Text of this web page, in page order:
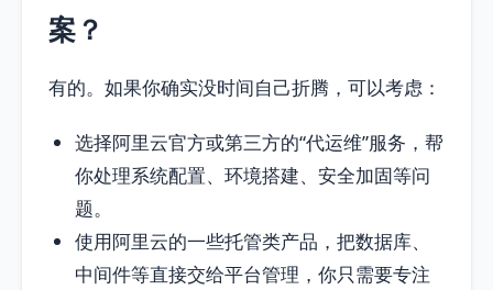
案？
有的。如果你确实没时间自己折腾，可以考虑：
选择阿里云官方或第三方的“代运维”服务，帮
你处理系统配置、环境搭建、安全加固等问
题。
使用阿里云的一些托管类产品，把数据库、
中间件等直接交给平台管理，你只需要专注